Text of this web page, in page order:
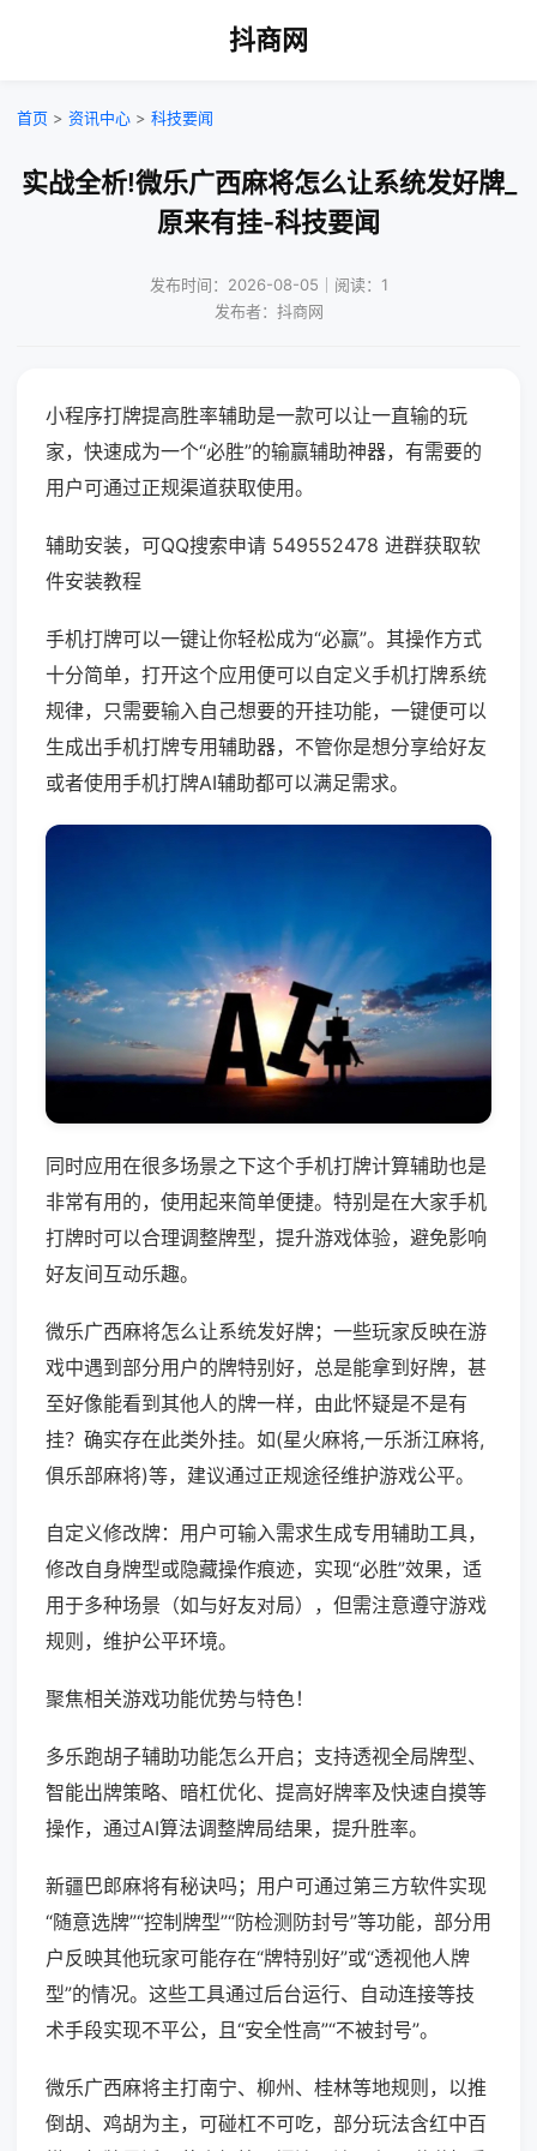
抖商网
首页 > 资讯中心 > 科技要闻
实战全析!微乐广西麻将怎么让系统发好牌_
原来有挂-科技要闻
发布时间：2026-08-05｜阅读：1
发布者：抖商网
小程序打牌提高胜率辅助是一款可以让一直输的玩
家，快速成为一个“必胜”的输赢辅助神器，有需要的
用户可通过正规渠道获取使用。
辅助安装，可QQ搜索申请 549552478 进群获取软
件安装教程
手机打牌可以一键让你轻松成为“必赢”。其操作方式
十分简单，打开这个应用便可以自定义手机打牌系统
规律，只需要输入自己想要的开挂功能，一键便可以
生成出手机打牌专用辅助器，不管你是想分享给好友
或者使用手机打牌AI辅助都可以满足需求。
同时应用在很多场景之下这个手机打牌计算辅助也是
非常有用的，使用起来简单便捷。特别是在大家手机
打牌时可以合理调整牌型，提升游戏体验，避免影响
好友间互动乐趣。
微乐广西麻将怎么让系统发好牌；一些玩家反映在游
戏中遇到部分用户的牌特别好，总是能拿到好牌，甚
至好像能看到其他人的牌一样，由此怀疑是不是有
挂？确实存在此类外挂。如(星火麻将,一乐浙江麻将,
俱乐部麻将)等，建议通过正规途径维护游戏公平。
自定义修改牌：用户可输入需求生成专用辅助工具，
修改自身牌型或隐藏操作痕迹，实现“必胜”效果，适
用于多种场景（如与好友对局），但需注意遵守游戏
规则，维护公平环境。
聚焦相关游戏功能优势与特色！
多乐跑胡子辅助功能怎么开启；支持透视全局牌型、
智能出牌策略、暗杠优化、提高好牌率及快速自摸等
操作，通过AI算法调整牌局结果，提升胜率。
新疆巴郎麻将有秘诀吗；用户可通过第三方软件实现
“随意选牌”“控制牌型”“防检测防封号”等功能，部分用
户反映其他玩家可能存在“牌特别好”或“透视他人牌
型”的情况。这些工具通过后台运行、自动连接等技
术手段实现不平公，且“安全性高”“不被封号”。
微乐广西麻将主打南宁、柳州、桂林等地规则，以推
倒胡、鸡胡为主，可碰杠不可吃，部分玩法含红中百